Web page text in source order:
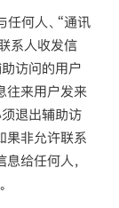
任何人、“通讯
系人收发信
访问的用户
往来用户发来
须退出辅助访
果非允许联系
给任何人，